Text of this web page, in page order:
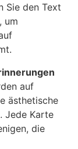
Sie den Text
um
auf
ästhetische
Jede Karte
die